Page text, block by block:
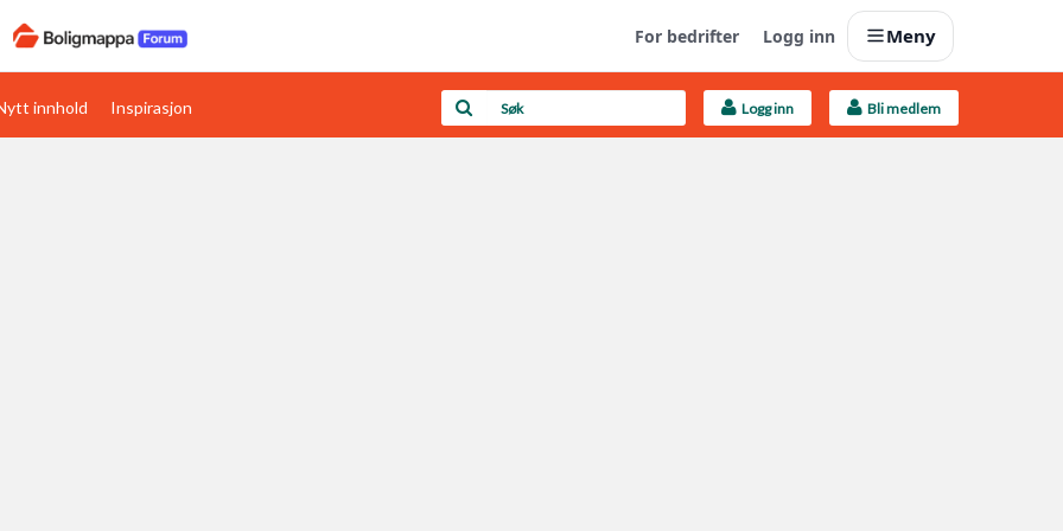
For bedrifter Logg inn Meny
Boligens papirer Last opp selv
innhold Inspirasjon Logg inn Bli medlem